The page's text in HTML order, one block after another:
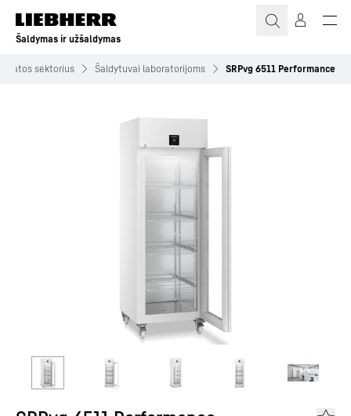
Šaldymas ir užšaldymas
sektorius Šaldytuvai laboratorijoms SRPvg 6511 Performance